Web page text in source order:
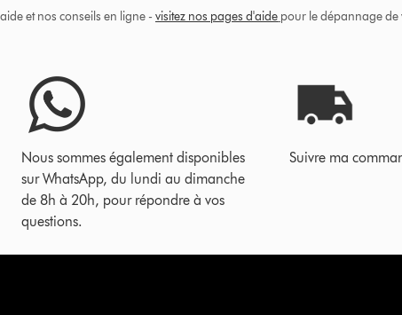
et nos conseils en ligne - visitez nos pages d'aide pour le dépannage de
Nous sommes également disponibles
sur WhatsApp, du lundi au dimanche
de 8h à 20h, pour répondre à vos
questions.
Suivre ma